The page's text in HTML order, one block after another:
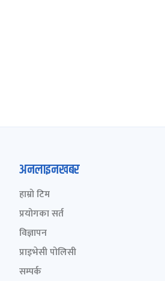
अनलाइनखबर
हाम्रो टिम
प्रयोगका सर्त
विज्ञापन
प्राइभेसी पोलिसी
सम्पर्क